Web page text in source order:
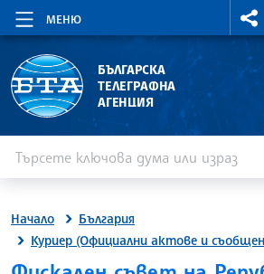
МЕНЮ
БЪЛГАРСКА
ТЕЛЕГРАФНА
АГЕНЦИЯ
Начало
България
Куриер (Официални актове и